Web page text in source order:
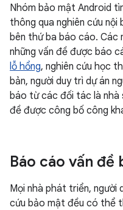
Nhóm bảo mật Android
thông qua nghiên cứu nội
bên thứ ba báo cáo. Các
những vấn đề được báo
lỗ hổng, nghiên cứu học
bản, người duy trì dự án
báo từ các đối tác là nhà
đề được công bố công
Báo cáo vấn đề
Mọi nhà phát triển, người
cứu bảo mật đều có thể